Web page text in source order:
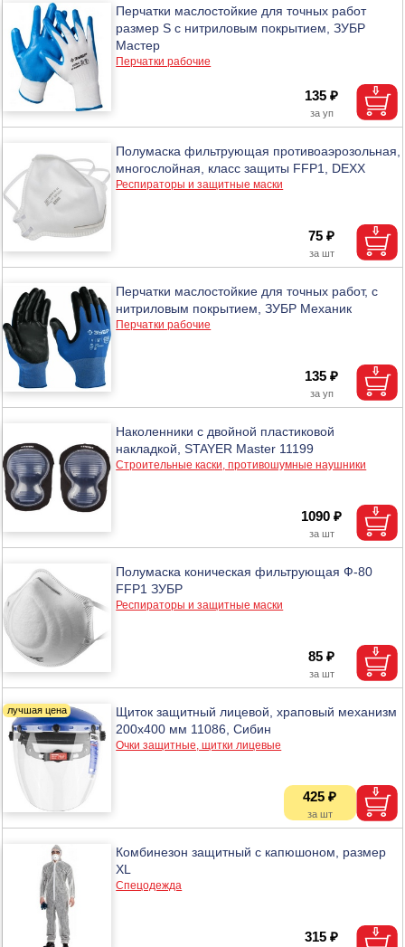
Перчатки маслостойкие для точных работ
размер S с нитриловым покрытием, ЗУБР
Мастер
Перчатки рабочие
135 ₽
Полумаска фильтрующая противоаэрозольная,
многослойная, класс защиты FFP1, DEXX
Респираторы и защитные маски
75 ₽
Перчатки маслостойкие для точных работ, с
нитриловым покрытием, ЗУБР Механик
Перчатки рабочие
135 ₽
Наколенники с двойной пластиковой
накладкой, STAYER Master 11199
Строительные каски, противошумные наушники
1090 ₽
Полумаска коническая фильтрующая Ф-80
FFP1 ЗУБР
Респираторы и защитные маски
85 ₽
Щиток защитный лицевой, храповый механизм
200х400 мм 11086, Сибин
Очки защитные, щитки лицевые
425 ₽
Комбинезон защитный с капюшоном, размер
XL
Спецодежда
315 ₽